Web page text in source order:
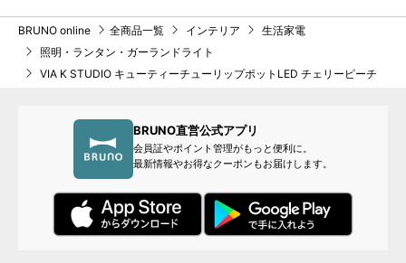
BRUNO online 全商品一覧 インテリア
生活家電
照明・ランタン・ガーランドライト
VIA K STUDIO キューティーチューリップポットLED チェリーピーチ
BRUNO直営公式アプリ
会員証やポイント管理がもっと便利に。
最新情報やお得なクーポンもお届けします。